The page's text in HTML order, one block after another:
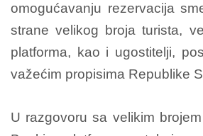
omogućavanju rezervacija
strane velikog broja turista,
platforma, kao i ugostitelji,
važećim propisima Republike
U razgovoru sa velikim